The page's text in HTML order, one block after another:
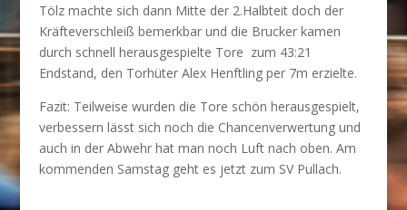
Tölz machte sich dann Mitte der 2.Halbteit doch der
Kräfteverschleiß bemerkbar und die Brucker kamen
durch schnell herausgespielte Tore zum 43:21
Endstand, den Torhüter Alex Henftling per 7m erzielte.
Fazit: Teilweise wurden die Tore schön herausgespielt,
verbessern lässt sich noch die Chancenverwertung und
auch in der Abwehr hat man noch Luft nach oben. Am
kommenden Samstag geht es jetzt zum SV Pullach.